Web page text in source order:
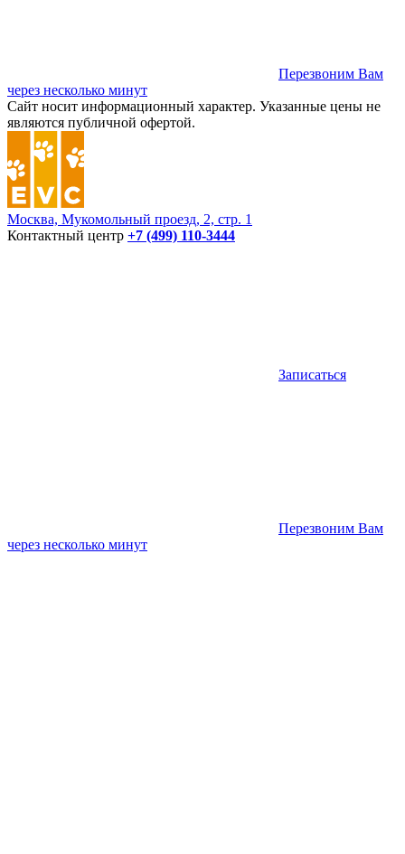
Перезвоним Вам
через несколько минут
Сайт носит информационный характер. Указанные цены не
являются публичной офертой.
Москва, Мукомольный проезд, 2, стр. 1
Контактный центр +7 (499) 110-3444
Записаться
Перезвоним Вам
через несколько минут